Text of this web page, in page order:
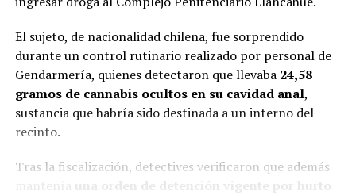
El sujeto, de nacionalidad chilena, fue sorprendido
durante un control rutinario realizado por personal de
Gendarmería, quienes detectaron que llevaba 24,58
gramos de cannabis ocultos en su cavidad anal,
sustancia que habría sido destinada a un interno del
recinto.
Tras la fiscalización, detectives verificaron que además
una orden de detención vigente por hurto